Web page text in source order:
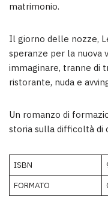
matrimonio.
Il giorno delle nozze,
speranze per la nuova
immaginare, tranne di
ristorante, nuda e
Un romanzo di
storia sulla difficoltà di
ISBN
FORMATO